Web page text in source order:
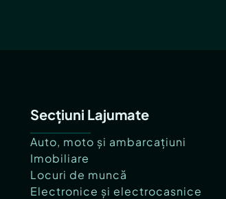
Secțiuni Lajumate
Auto, moto și ambarcațiuni
Imobiliare
Locuri de muncă
Electronice și electrocasnice